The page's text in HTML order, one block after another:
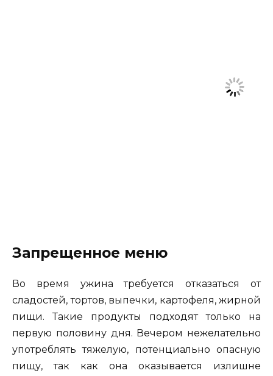
Запрещенное меню
Во время ужина требуется отказаться от
сладостей, тортов, выпечки, картофеля, жирной
пищи. Такие продукты подходят только на
первую половину дня. Вечером нежелательно
употреблять тяжелую, потенциально опасную
пищу, так как она оказывается излишне